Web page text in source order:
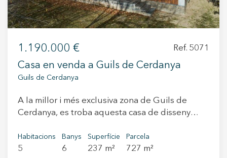
ES CA EN
1.190.000 € Ref. 5071
Casa en venda a Guils de Cerdanya
Guils de Cerdanya
A la millor i més exclusiva zona de Guils de
Cerdanya, es troba aquesta casa de disseny
arquitecte barceloní. Aquesta línia de cases
unifamiliars es troba a la vora de la carretera cap
Habitacions
5
Banys
6
Superfície
237 m²
Parcela
727 m²
Modificar cookies
Tècniques i funcionals Sempre activades
Aquest lloc web utilitza cookies pròpies per recopilar
informació amb la finalitat de millorar els nostres serveis.
Si continua navegant, suposa l'acceptació de la instal·lació